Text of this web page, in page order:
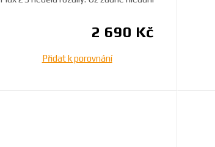
2 690 Kč
Přidat k porovnání